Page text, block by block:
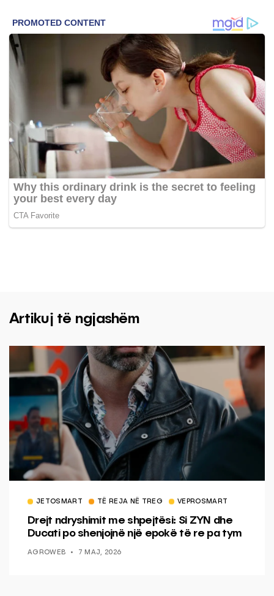
Artikuj të ngjashëm
JETOSMART TË REJA NË TREG VEPROSMART
Drejt ndryshimit me shpejtësi: Si ZYN dhe
Ducati po shenjojnë një epokë të re pa tym
AGROWEB 7 MAJ, 2026